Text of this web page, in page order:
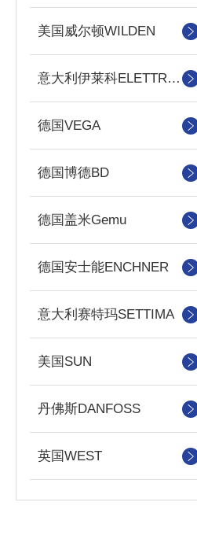
美国威尔顿WILDEN
意大利伊莱科ELETTROTEC
德国VEGA
德国博德BD
德国盖米Gemu
德国安士能ENCHNER
意大利赛特玛SETTIMA
美国SUN
丹佛斯DANFOSS
英国WEST